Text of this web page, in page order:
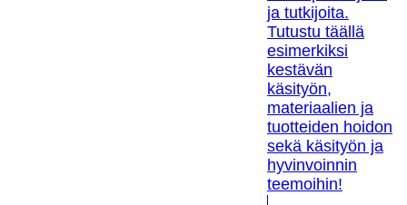
ja tutkijoita.
Tutustu täällä
esimerkiksi
kestävän
käsityön,
materiaalien ja
tuotteiden hoidon
sekä käsityön ja
hyvinvoinnin
teemoihin!